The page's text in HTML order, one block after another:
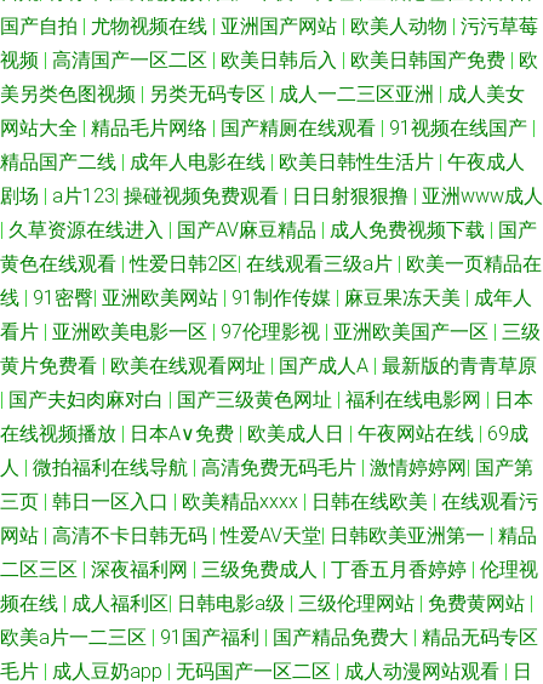
国产自拍 | 尤物视频在线 | 亚洲国产网站 | 欧美人动物 | 污污草莓
视频 | 高清国产一区二区 | 欧美日韩后入 | 欧美日韩国产免费 | 欧
美另类色图视频 | 另类无码专区 | 成人一二三区亚洲 | 成人美女
网站大全 | 精品毛片网络 | 国产精厕在线观看 | 91视频在线国产 |
精品国产二线 | 成年人电影在线 | 欧美日韩性生活片 | 午夜成人
剧场 | a片123| 操碰视频免费观看 | 日日射狠狠撸 | 亚洲www成人
| 久草资源在线进入 | 国产AV麻豆精品 | 成人免费视频下载 | 国产
黄色在线观看 |性爱日韩2区| 在线观看三级a片 | 欧美一页精品在
线 | 91密臀| 亚洲欧美网站 | 91制作传媒 | 麻豆果冻天美 | 成年人
看片 | 亚洲欧美电影一区 | 97伦理影视 | 亚洲欧美国产一区 | 三级
黄片免费看 | 欧美在线观看网址 | 国产成人A | 最新版的青青草原
| 国产夫妇肉麻对白 | 国产三级黄色网址 | 福利在线电影网 | 日本
在线视频播放 | 日本A∨免费 | 欧美成人日 | 午夜网站在线 | 69成
人 | 微拍福利在线导航 | 高清免费无码毛片 | 激情婷婷网| 国产第
三页 | 韩日一区入口 | 欧美精品xxxx | 日韩在线欧美 | 在线观看污
网站 | 高清不卡日韩无码 |性爱AV天堂| 日韩欧美亚洲第一 | 精品
二区三区 | 深夜福利网 | 三级免费成人 | 丁香五月香婷婷 | 伦理视
频在线 | 成人福利区| 日韩电影a级 | 三级伦理网站 | 免费黄网站 |
欧美a片一二三区 | 91国产福利 | 国产精品免费大 | 精品无码专区
毛片 | 成人豆奶app | 无码国产一区二区 | 成人动漫网站观看 | 日